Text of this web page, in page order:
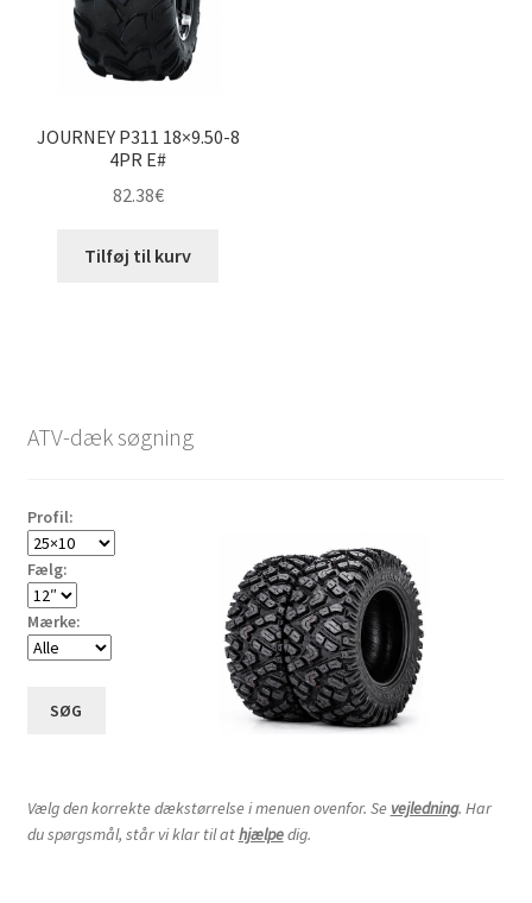
JOURNEY P311 18×9.50-8
4PR E#
82.38€
Tilføj til kurv
ATV-dæk søgning
Profil:
Fælg:
Mærke:
SØG
Vælg den korrekte dækstørrelse i menuen ovenfor. Se vejledning. Har
du spørgsmål, står vi klar til athjælpedig.